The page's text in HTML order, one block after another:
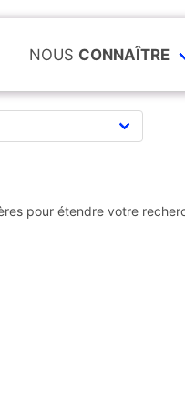
NOUS CONNAÎTRE
pour étendre votre